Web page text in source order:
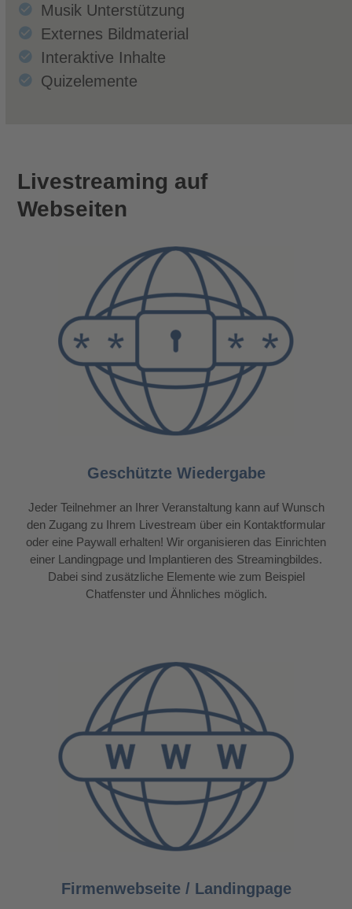
Musik Unterstützung
Externes Bildmaterial
Interaktive Inhalte
Quizelemente
Livestreaming auf
Webseiten
Geschützte Wiedergabe
Jeder Teilnehmer an Ihrer Veranstaltung kann auf Wunsch
den Zugang zu Ihrem Livestream über ein Kontaktformular
oder eine Paywall erhalten! Wir organisieren das Einrichten
einer Landingpage und Implantieren des Streamingbildes.
Dabei sind zusätzliche Elemente wie zum Beispiel
Chatfenster und Ähnliches möglich.
Firmenwebseite / Landingpage